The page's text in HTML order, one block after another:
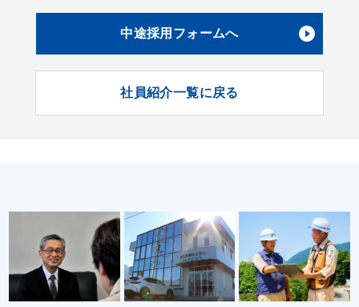
中途採用フォームへ
社員紹介一覧に戻る